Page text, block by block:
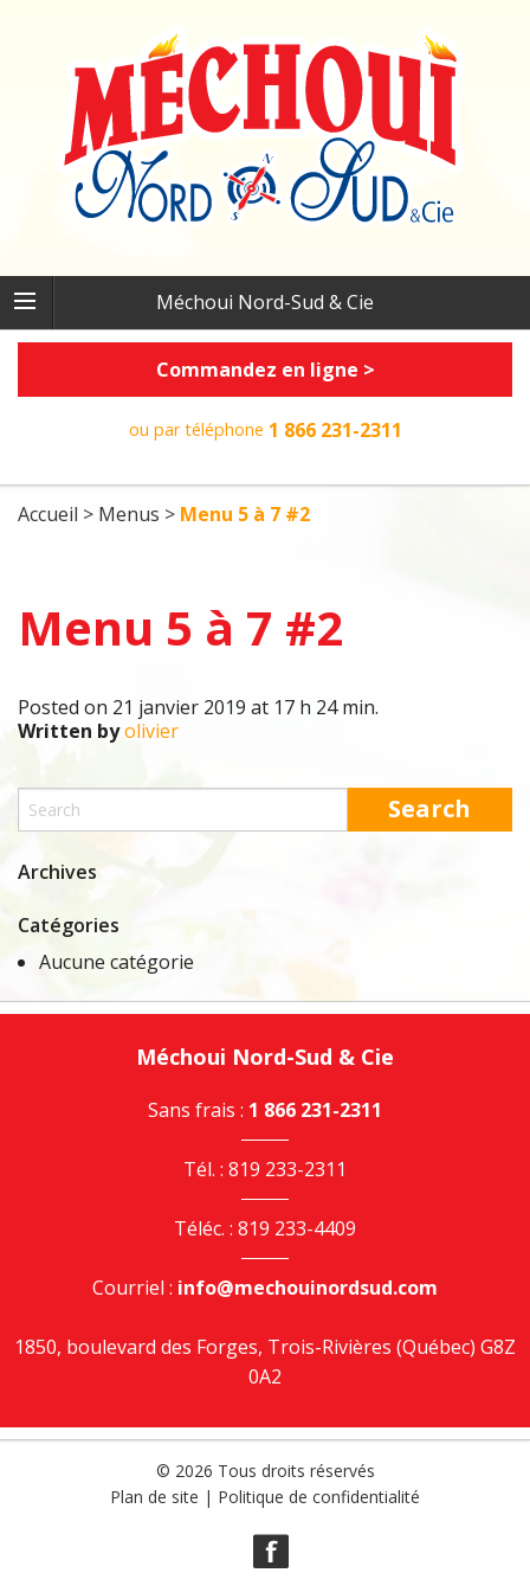
Méchoui Nord-Sud & Cie
Commandez en ligne >
ou par téléphone 1 866 231-2311
Accueil > Menus > Menu 5 à 7 #2
Menu 5 à 7 #2
Posted on 21 janvier 2019 at 17 h 24 min.
Written byolivier
Archives
Catégories
Aucune catégorie
Méchoui Nord-Sud & Cie
Sans frais : 1 866 231-2311
Tél. : 819 233-2311
Téléc. : 819 233-4409
Courriel : info@mechouinordsud.com
1850, boulevard des Forges, Trois-Rivières (Québec) G8Z
0A2
© 2026 Tous droits réservés
Plan de site | Politique de confidentialité